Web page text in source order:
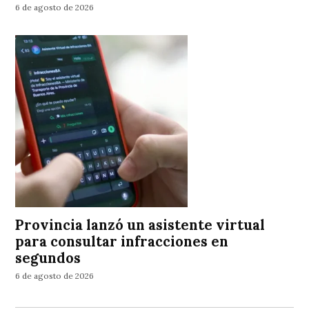
6 de agosto de 2026
Provincia lanzó un asistente virtual
para consultar infracciones en
segundos
6 de agosto de 2026